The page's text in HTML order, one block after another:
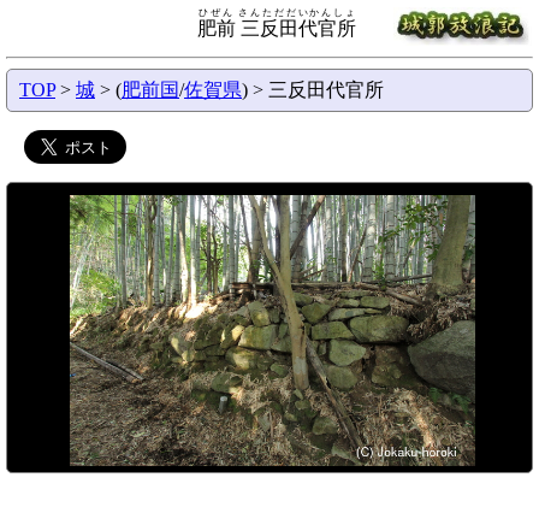
肥前 三反田代官所
ひぜん さんただだいかんしょ
TOP> 城 > (肥前国/佐賀県) > 三反田代官所